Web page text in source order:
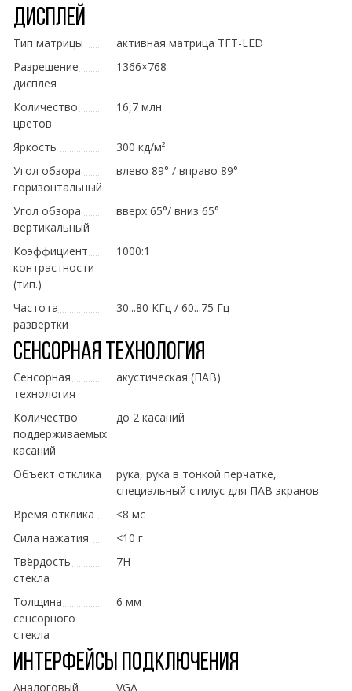
Дисплей
Тип матрицы
активная матрица TFT-LED
Разрешение
дисплея
1366×768
Количество
цветов
16,7 млн.
Яркость
300 кд/м²
Угол обзора
горизонтальный
влево 89° / вправо 89°
Угол обзора
вертикальный
вверх 65°/ вниз 65°
Коэффициент
контрастности
(тип.)
1000:1
Частота
развёртки
30...80 КГц / 60...75 Гц
Сенсорная технология
Сенсорная
технология
акустическая (ПАВ)
Количество
поддерживаемых
касаний
до 2 касаний
Объект отклика
рука, рука в тонкой перчатке,
специальный стилус для ПАВ экранов
Время отклика
≤8 мс
Сила нажатия
<10 г
Твёрдость
стекла
7H
Толщина
сенсорного
стекла
6 мм
Интерфейсы подключения
Аналоговый
VGA